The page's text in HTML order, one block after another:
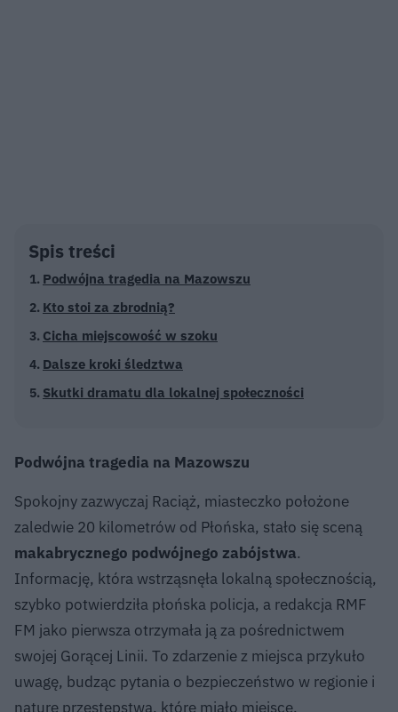
Spis treści
Podwójna tragedia na Mazowszu
Kto stoi za zbrodnią?
Cicha miejscowość w szoku
Dalsze kroki śledztwa
Skutki dramatu dla lokalnej społeczności
Podwójna tragedia na Mazowszu
Spokojny zazwyczaj Raciąż, miasteczko położone
zaledwie 20 kilometrów od Płońska, stało się sceną
makabrycznego podwójnego zabójstwa.
Informację, która wstrząsnęła lokalną społecznością,
szybko potwierdziła płońska policja, a redakcja RMF
FM jako pierwsza otrzymała ją za pośrednictwem
swojej Gorącej Linii. To zdarzenie z miejsca przykuło
uwagę, budząc pytania o bezpieczeństwo w regionie i
naturę przestępstwa, które miało miejsce.